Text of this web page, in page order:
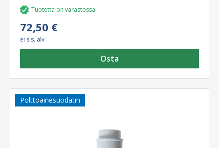
Tuotetta on varastossa
72,50 €
ei sis. alv
Osta
Polttoainesuodatin